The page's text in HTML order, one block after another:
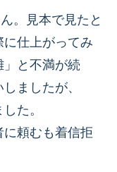
。見本で見たと
に仕上がってみ
」と不満が続
ましたが、
た。
頼むも着信拒